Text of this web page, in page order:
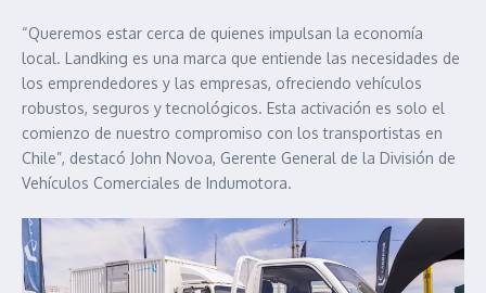
“Queremos estar cerca de quienes impulsan la economía
local. Landking es una marca que entiende las necesidades de
los emprendedores y las empresas, ofreciendo vehículos
robustos, seguros y tecnológicos. Esta activación es solo el
comienzo de nuestro compromiso con los transportistas en
Chile”, destacó John Novoa, Gerente General de la División de
Vehículos Comerciales de Indumotora.